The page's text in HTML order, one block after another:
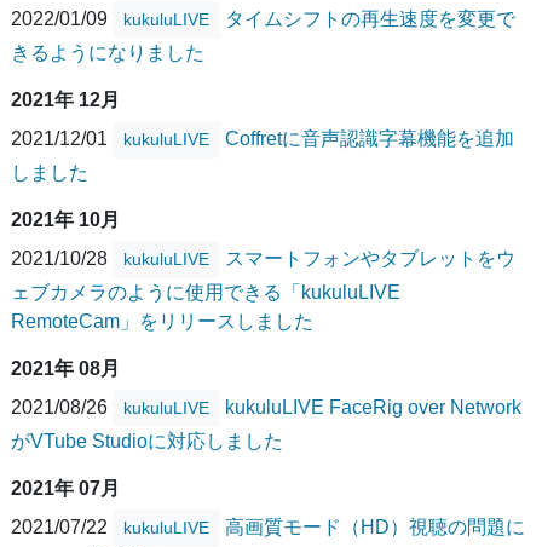
2022/01/09
kukuluLIVE
タイムシフトの再生速度を変更で
きるようになりました
2021年 12月
2021/12/01
kukuluLIVE
Coffretに音声認識字幕機能を追加
しました
2021年 10月
2021/10/28
kukuluLIVE
スマートフォンやタブレットをウ
ェブカメラのように使用できる「kukuluLIVE
RemoteCam」をリリースしました
2021年 08月
2021/08/26
kukuluLIVE
kukuluLIVE FaceRig over Network
がVTube Studioに対応しました
2021年 07月
2021/07/22
kukuluLIVE
高画質モード（HD）視聴の問題に